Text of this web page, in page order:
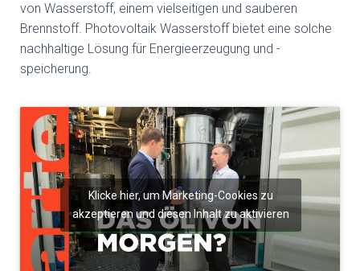
von Wasserstoff, einem vielseitigen und sauberen
Brennstoff. Photovoltaik Wasserstoff bietet eine solche
nachhaltige Lösung für Energieerzeugung und -
speicherung.
Klicke hier, um Marketing-Cookies zu
akzeptieren und diesen Inhalt zu aktivieren